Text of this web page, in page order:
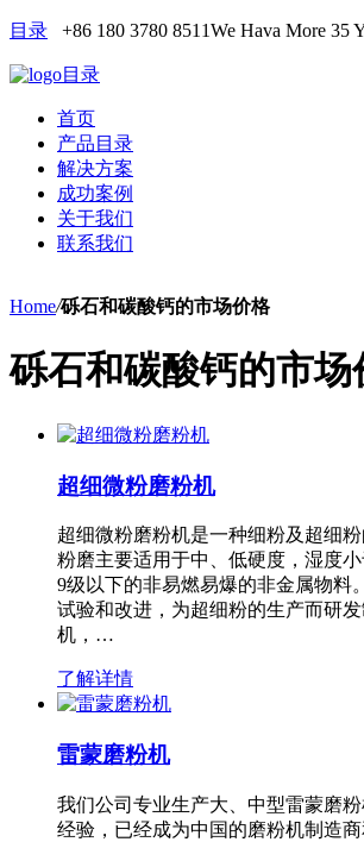
目录 +86 180 3780 8511We Hava More 35
目录
首页
产品目录
解决方案
成功案例
关于我们
联系我们
Home/砾石和碳酸钙的市场价格
砾石和碳酸钙的市场
超细微粉磨粉机
超细微粉磨粉机是一种细粉及超细
粉磨主要适用于中、低硬度，湿度
9级以下的非易燃易爆的非金属物料
试验和改进，为超细粉的生产而研
机，…
了解详情
雷蒙磨粉机
我们公司专业生产大、中型雷蒙磨
经验，已经成为中国的磨粉机制造